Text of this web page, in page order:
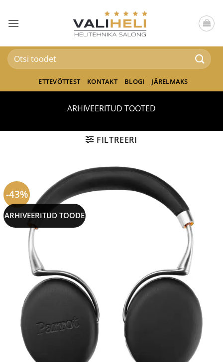
content
Otsi:
ETTEVÕTTEST KONTAKT BLOGI JÄRELMAKS
ARHIVEERITUD TOOTED
FILTREERI
-43%
ARHIVEERITUD TOODE